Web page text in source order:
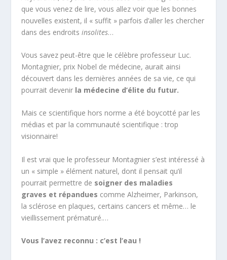
que vous venez de lire, vous allez voir que les bonnes
nouvelles existent, il « suffit » parfois d’aller les chercher
dans des endroitsinsolites…
Vous savez peut-être que le célèbre professeur Luc.
Montagnier, prix Nobel de médecine, aurait ainsi
découvert dans les dernières années de sa vie, ce qui
pourrait devenir la médecine d’élite du futur.
Mais ce scientifique hors norme a été boycotté par les
médias et par la communauté scientifique : trop
visionnaire!
Il est vrai que le professeur Montagnier s’est intéressé à
un « simple » élément naturel, dont il pensait qu’il
pourrait permettre de soigner des maladies
graves et répandues comme Alzheimer, Parkinson,
la sclérose en plaques, certains cancers et même… le
vieillissement prématuré.…
Vous l’avez reconnu : c’est l’eau !